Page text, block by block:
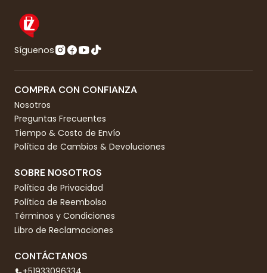
Síguenos
COMPRA CON CONFIANZA
Nosotros
Preguntas Frecuentes
Tiempo & Costo de Envío
Política de Cambios & Devoluciones
SOBRE NOSOTROS
Política de Privacidad
Política de Reembolso
Términos y Condiciones
Libro de Reclamaciones
CONTÁCTANOS